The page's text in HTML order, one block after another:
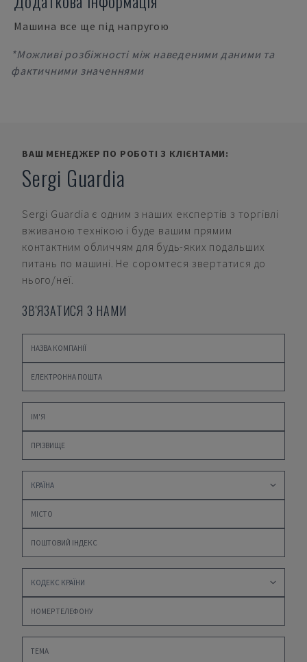
Машина все ще під напругою
*Можливі розбіжності між наведеними даними та
фактичними значеннями
ВАШ МЕНЕДЖЕР ПО РОБОТІ З КЛІЄНТАМИ:
Sergi Guardia
Sergi Guardia є одним з наших експертів з торгівлі
вживаною технікою і буде вашим прямим
контактним обличчям для будь-яких подальших
питань по машині. Не соромтеся звертатися до
нього/неї.
ЗВ'ЯЗАТИСЯ З НАМИ